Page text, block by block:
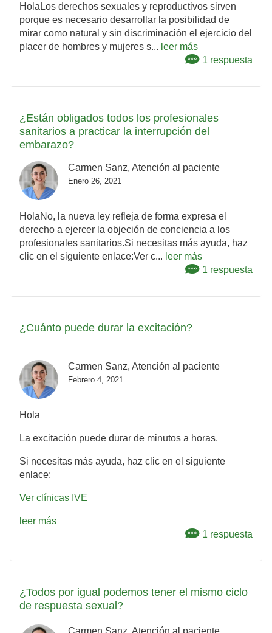
HolaLos derechos sexuales y reproductivos sirven
porque es necesario desarrollar la posibilidad de
mirar como natural y sin discriminación el ejercicio del
placer de hombres y mujeres s... leer más
1 respuesta
¿Están obligados todos los profesionales
sanitarios a practicar la interrupción del
embarazo?
Carmen Sanz, Atención al paciente
Enero 26, 2021
HolaNo, la nueva ley refleja de forma expresa el
derecho a ejercer la objeción de conciencia a los
profesionales sanitarios.Si necesitas más ayuda, haz
clic en el siguiente enlace:Ver c... leer más
1 respuesta
¿Cuánto puede durar la excitación?
Carmen Sanz, Atención al paciente
Febrero 4, 2021
Hola
La excitación puede durar de minutos a horas.
Si necesitas más ayuda, haz clic en el siguiente
enlace:
Ver clínicas IVE
leer más
1 respuesta
¿Todos por igual podemos tener el mismo ciclo
de respuesta sexual?
Carmen Sanz, Atención al paciente